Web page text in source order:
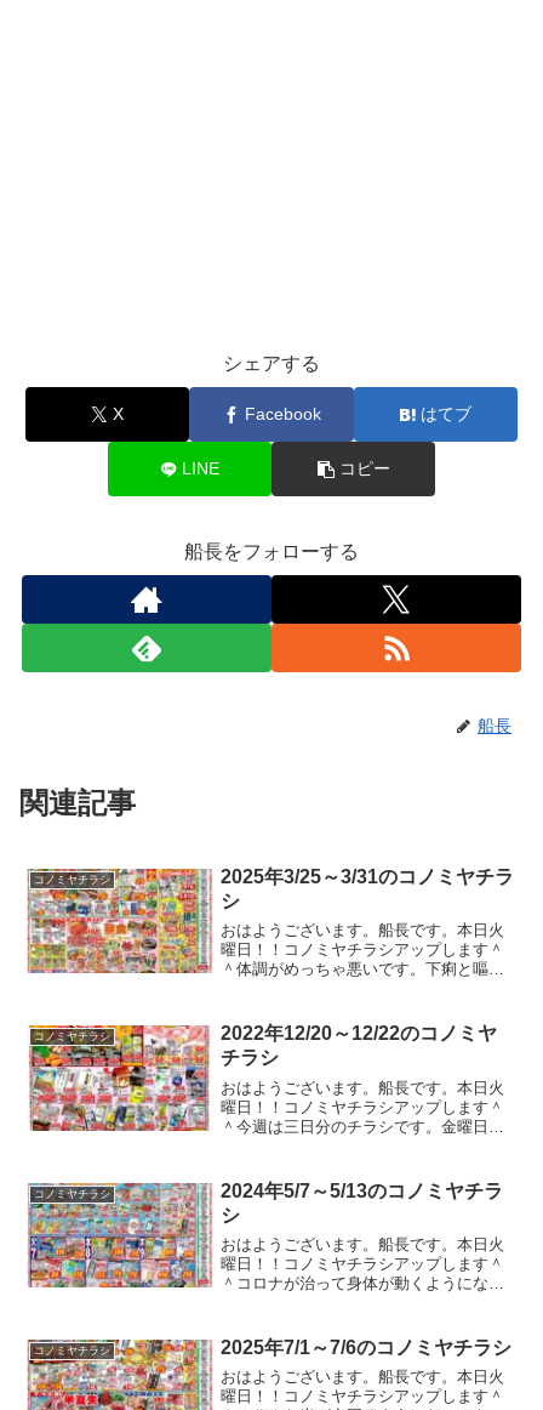
シェアする
X Facebook はてブ
LINE コピー
船長をフォローする
船長
関連記事
コノミヤチラシ
2025年3/25～3/31のコノミヤチラ
シ
おはようございます。船長です。本日火
曜日！！コノミヤチラシアップします＾
＾体調がめっちゃ悪いです。下痢と嘔吐
クーポンのチラシが入ってたのでコノミ
ヤチラシ以外もアップして...
コノミヤチラシ
2022年12/20～12/22のコノミヤ
チラシ
おはようございます。船長です。本日火
曜日！！コノミヤチラシアップします＾
＾今週は三日分のチラシです。金曜日に
たのでコノミヤチラシ以外もアップして
いる本編ブログの方でアッ...
コノミヤチラシ
2024年5/7～5/13のコノミヤチラ
シ
おはようございます。船長です。本日火
曜日！！コノミヤチラシアップします＾
＾コロナが治って身体が動くようになっ
出費ですが仕方ない。今回はDELL
Inspiron15(3...
コノミヤチラシ 2025年7/1～7/6のコノミヤチラシ
おはようございます。船長です。本日火
曜日！！コノミヤチラシアップします＾